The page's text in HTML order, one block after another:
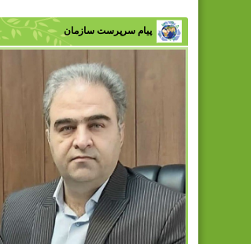
پیام سرپرست سازمان